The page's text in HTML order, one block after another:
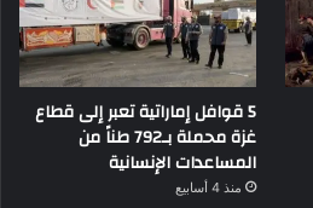
5 قوافل إماراتية تعبر إلى قطاع
غزة محملة بـ792 طناً من
المساعدات الإنسانية
منذ 4 أسابيع